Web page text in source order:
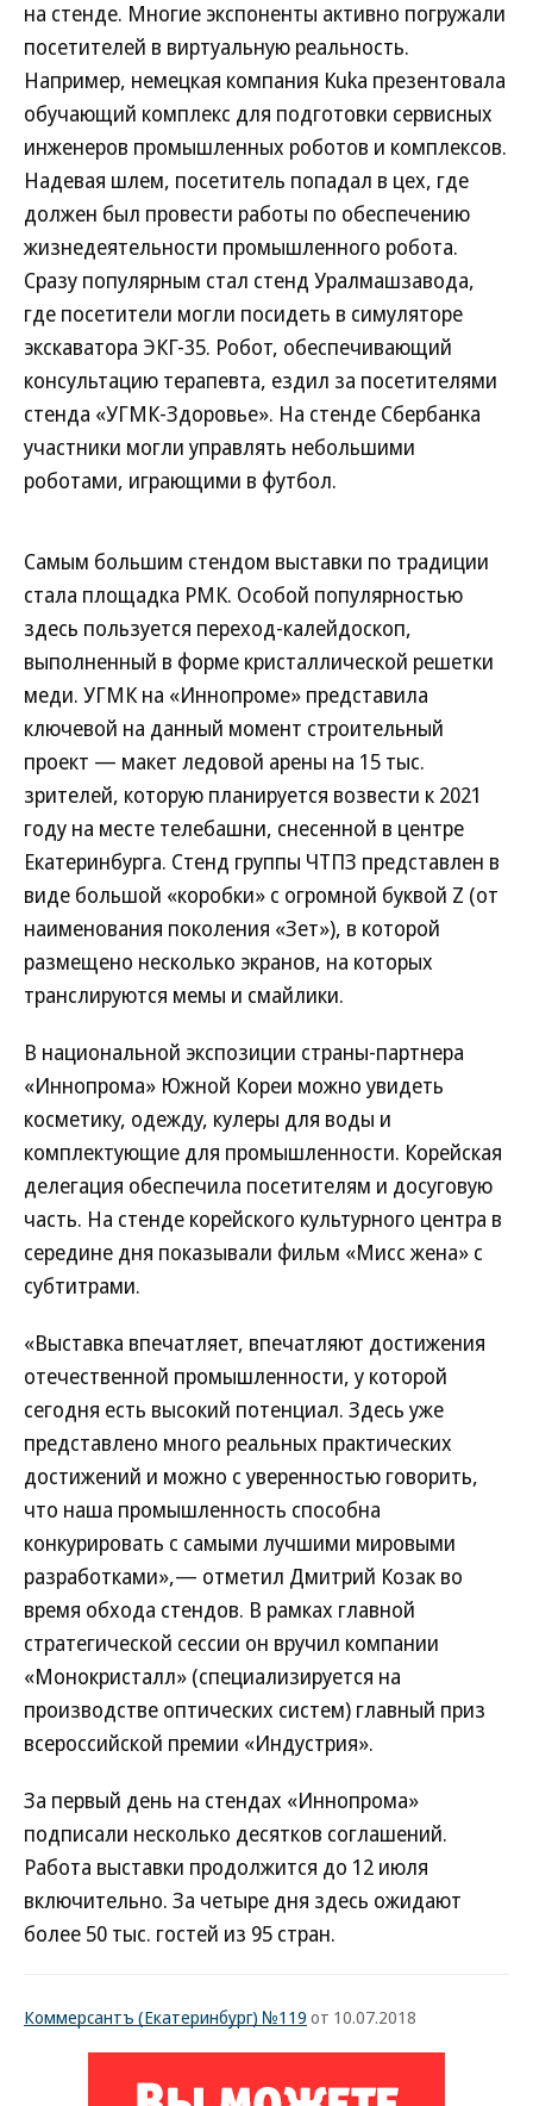
на стенде. Многие экспоненты активно погружали
посетителей в виртуальную реальность.
Например, немецкая компания Kuka презентовала
обучающий комплекс для подготовки сервисных
инженеров промышленных роботов и комплексов.
Надевая шлем, посетитель попадал в цех, где
должен был провести работы по обеспечению
жизнедеятельности промышленного робота.
Сразу популярным стал стенд Уралмашзавода,
где посетители могли посидеть в симуляторе
экскаватора ЭКГ-35. Робот, обеспечивающий
консультацию терапевта, ездил за посетителями
стенда «УГМК-Здоровье». На стенде Сбербанка
участники могли управлять небольшими
роботами, играющими в футбол.
Самым большим стендом выставки по традиции
стала площадка РМК. Особой популярностью
здесь пользуется переход-калейдоскоп,
выполненный в форме кристаллической решетки
меди. УГМК на «Иннопроме» представила
ключевой на данный момент строительный
проект — макет ледовой арены на 15 тыс.
зрителей, которую планируется возвести к 2021
году на месте телебашни, снесенной в центре
Екатеринбурга. Стенд группы ЧТПЗ представлен в
виде большой «коробки» с огромной буквой Z (от
наименования поколения «Зет»), в которой
размещено несколько экранов, на которых
транслируются мемы и смайлики.
В национальной экспозиции страны-партнера
«Иннопрома» Южной Кореи можно увидеть
косметику, одежду, кулеры для воды и
комплектующие для промышленности. Корейская
делегация обеспечила посетителям и досуговую
часть. На стенде корейского культурного центра в
середине дня показывали фильм «Мисс жена» с
субтитрами.
«Выставка впечатляет, впечатляют достижения
отечественной промышленности, у которой
сегодня есть высокий потенциал. Здесь уже
представлено много реальных практических
достижений и можно с уверенностью говорить,
что наша промышленность способна
конкурировать с самыми лучшими мировыми
разработками»,— отметил Дмитрий Козак во
время обхода стендов. В рамках главной
стратегической сессии он вручил компании
«Монокристалл» (специализируется на
производстве оптических систем) главный приз
всероссийской премии «Индустрия».
За первый день на стендах «Иннопрома»
подписали несколько десятков соглашений.
Работа выставки продолжится до 12 июля
включительно. За четыре дня здесь ожидают
более 50 тыс. гостей из 95 стран.
Коммерсантъ (Екатеринбург) №119 от 10.07.2018